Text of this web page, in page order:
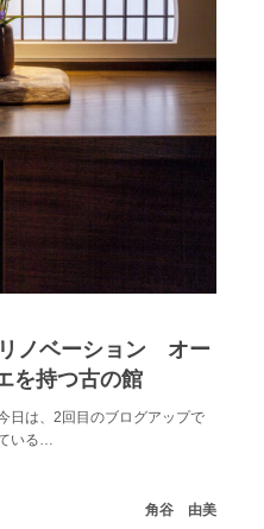
ノベーション オー
を持つ古の館
は、2回目のブログアップで
いる…
角谷 由美